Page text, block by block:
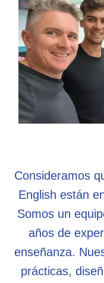
Consideramos
English están
Somos un
años de
enseñanza.
prácticas,